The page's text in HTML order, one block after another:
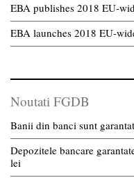
EBA publishes 2018 EU-
EBA launches 2018 EU-
Noutati FGDB
Banii din banci sunt
Depozitele bancare
lei